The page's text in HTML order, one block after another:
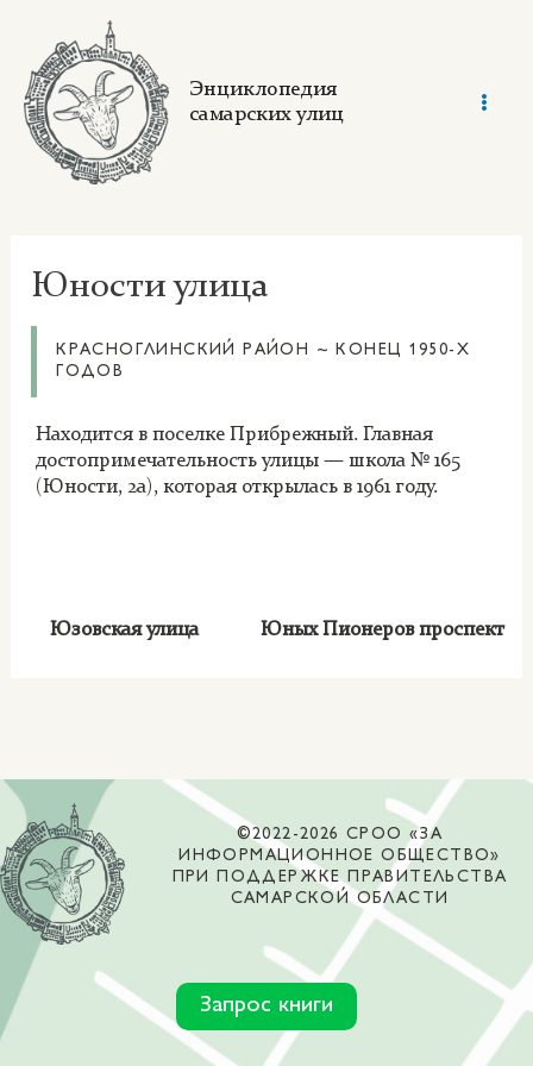
content
Энциклопедия
самарских улиц
Юности улица
КРАСНОГЛИНСКИЙ РАЙОН ~ КОНЕЦ 1950-Х
ГОДОВ
Находится в поселке Прибрежный. Главная
достопримечательность улицы — школа № 165
(Юности, 2а), которая открылась в 1961 году.
Юзовская улица Юных Пионеров проспект
©2022-2026 СРОО «ЗА
ИНФОРМАЦИОННОЕ ОБЩЕСТВО»
ПРИ ПОДДЕРЖКЕ ПРАВИТЕЛЬСТВА
САМАРСКОЙ ОБЛАСТИ
Запрос книги